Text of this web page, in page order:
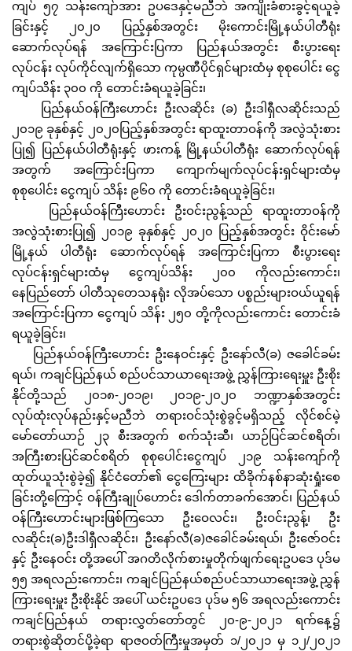
ကျပ် ၅၇ သန်းကျော်အား ဥပဒေနှင့်မညီဘဲ အကျိုးခံစားခွင့်ရယူခဲ့
ခြင်းနှင့် ၂၀၂၀ ပြည့်နှစ်အတွင်း မိုးကောင်းမြို့နယ်ပါတီရုံး
ဆောက်လုပ်ရန် အကြောင်းပြကာ ပြည်နယ်အတွင်း စီးပွားရေး
လုပ်ငန်း လုပ်ကိုင်လျက်ရှိသော ကုမ္ပဏီပိုင်ရှင်များထံမှ စုစုပေါင်း ငွေ
ကျပ်သိန်း ၃၀၀ ကို တောင်းခံရယူခဲ့ခြင်း၊
ပြည်နယ်ဝန်ကြီးဟောင်း ဦးလဆိုင်း (ခ) ဦးဒါရှီလဆိုင်းသည်
၂၀၁၉ ခုနှစ်နှင့် ၂၀၂၀ပြည့်နှစ်အတွင်း ရာထူးတာဝန်ကို အလွဲသုံးစား
ပြု၍ ပြည်နယ်ပါတီရုံးနှင့် ဖားကန့် မြို့နယ်ပါတီရုံး ဆောက်လုပ်ရန်
အတွက် အကြောင်းပြကာ ကျောက်မျက်လုပ်ငန်းရှင်များထံမှ
စုစုပေါင်း ငွေကျပ် သိန်း ၉၆၀ ကို တောင်းခံရယူခဲ့ခြင်း၊
ပြည်နယ်ဝန်ကြီးဟောင်း ဦးဝင်းညွန့်သည် ရာထူးတာဝန်ကို
အလွဲသုံးစားပြု၍ ၂၀၁၉ ခုနှစ်နှင့် ၂၀၂၀ ပြည့်နှစ်အတွင်း ဝိုင်းမော်
မြို့နယ် ပါတီရုံး ဆောက်လုပ်ရန် အကြောင်းပြကာ စီးပွားရေး
လုပ်ငန်းရှင်များထံမှ ငွေကျပ်သိန်း ၂၀၀ ကိုလည်းကောင်း၊
နေပြည်တော် ပါတီသုတေသနရုံး လိုအပ်သော ပစ္စည်းများဝယ်ယူရန်
အကြောင်းပြကာ ငွေကျပ် သိန်း ၂၅၀ တို့ကိုလည်းကောင်း တောင်းခံ
ရယူခဲ့ခြင်း၊
ပြည်နယ်ဝန်ကြီးဟောင်း ဦးနေဝင်းနှင့် ဦးနော်လီ(ခ) ဇခေါင်ခမ်း
ရယ်၊ ကချင်ပြည်နယ် စည်ပင်သာယာရေးအဖွဲ့ ညွှန်ကြားရေးမှူး ဦးစိုး
နိုင်တို့သည် ၂၀၁၈-၂၀၁၉၊ ၂၀၁၉-၂၀၂၀ ဘဏ္ဍာနှစ်အတွင်း
လုပ်ထုံးလုပ်နည်းနှင့်မညီဘဲ တရားဝင်သုံးစွဲခွင့်မရှိသည့် လိုင်စင်မဲ့
မော်တော်ယာဉ် ၂၃ စီးအတွက် စက်သုံးဆီ၊ ယာဉ်ပြင်ဆင်စရိတ်၊
အကြီးစားပြင်ဆင်စရိတ် စုစုပေါင်းငွေကျပ် ၂၁၉ သန်းကျော်ကို
ထုတ်ယူသုံးစွဲခဲ့၍ နိုင်ငံတော်၏ ငွေကြေးများ ထိခိုက်နစ်နာဆုံးရှုံးစေ
ခြင်းတို့ကြောင့် ဝန်ကြီးချုပ်ဟောင်း ဒေါက်တာခက်အောင်၊ ပြည်နယ်
ဝန်ကြီးဟောင်းများဖြစ်ကြသော ဦးဝေလင်း၊ ဦးဝင်းညွန့်၊ ဦး
လဆိုင်း(ခ)ဦးဒါရှီလဆိုင်း၊ ဦးနော်လီ(ခ)ဇခေါင်ခမ်းရယ်၊ ဦးဇော်ဝင်း
နှင့် ဦးနေဝင်း တို့အပေါ် အဂတိလိုက်စားမှုတိုက်ဖျက်ရေးဥပဒေ ပုဒ်မ
၅၅ အရလည်းကောင်း၊ ကချင်ပြည်နယ်စည်ပင်သာယာရေးအဖွဲ့ ညွှန်
ကြားရေးမှူး ဦးစိုးနိုင် အပေါ် ယင်းဥပဒေ ပုဒ်မ ၅၆ အရလည်းကောင်း
ကချင်ပြည်နယ် တရားလွှတ်တော်တွင် ၂၀-၉-၂၀၂၁ ရက်နေ့၌
တရားစွဲဆိုတင်ပို့ခဲ့ရာ ရာဇဝတ်ကြီးမှုအမှတ် ၁/၂၀၂၁ မှ ၁၂/၂၀၂၁